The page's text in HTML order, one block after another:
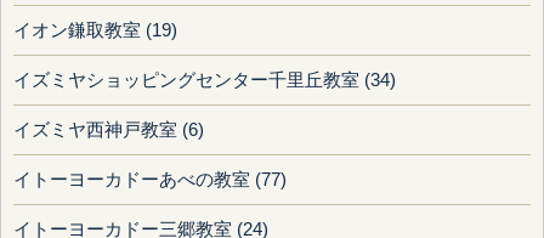
イオン鎌取教室 (19)
イズミヤショッピングセンター千里丘教室 (34)
イズミヤ西神戸教室 (6)
イトーヨーカドーあべの教室 (77)
イトーヨーカドー三郷教室 (24)